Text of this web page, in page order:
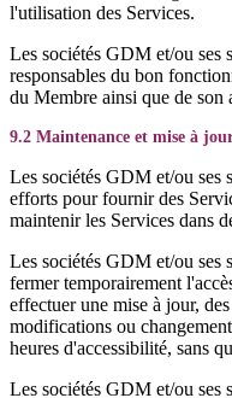
l'utilisation des Services.
Les sociétés GDM et/ou ses
responsables du bon
du Membre ainsi que de son
9.2 Maintenance et mise à
Les sociétés GDM et/ou ses
efforts pour fournir des
maintenir les Services dans
Les sociétés GDM et/ou ses
fermer temporairement
effectuer une mise à jour,
modifications ou
heures d'accessibilité, sans
Les sociétés GDM et/ou ses